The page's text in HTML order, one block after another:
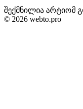
შექმნილია არტიომ
© 2026 webto.pro